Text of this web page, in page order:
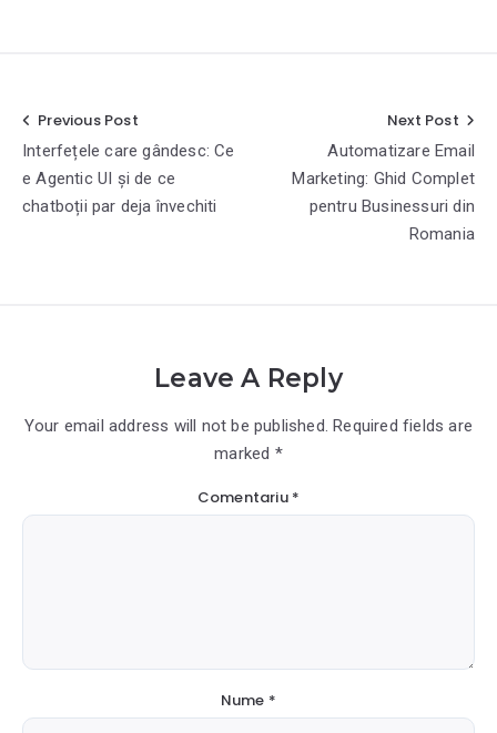
Previous Post
Interfețele care gândesc: Ce
e Agentic UI și de ce
chatboții par deja învechiti
Next Post
Automatizare Email
Marketing: Ghid Complet
pentru Businessuri din
Romania
Leave A Reply
Your email address will not be published. Required fields are
marked *
Comentariu *
Nume *